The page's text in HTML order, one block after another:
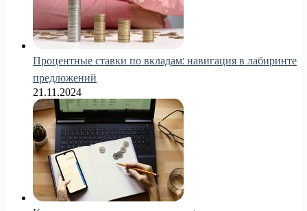
Процентные ставки по вкладам: навигация в лабиринте
предложений
21.11.2024